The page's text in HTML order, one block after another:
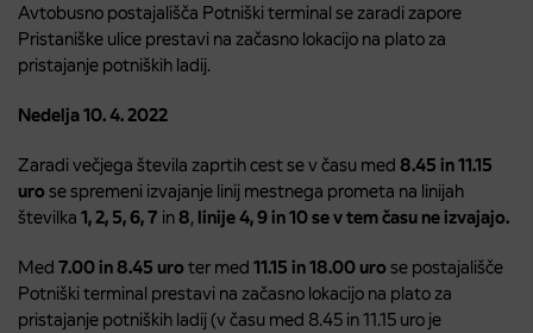
Avtobusno postajališča Potniški terminal se zaradi zapore
Pristaniške ulice prestavi na začasno lokacijo na plato za
pristajanje potniških ladij.
Nedelja 10. 4. 2022
Zaradi večjega števila zaprtih cest se v času med 8.45 in 11.15
uro se spremeni izvajanje linij mestnega prometa na linijah
številka 1, 2, 5, 6, 7 in8, linije 4, 9 in 10 se v tem času ne izvajajo.
Med 7.00 in 8.45 uro ter med 11.15 in 18.00 uro se postajališče
Potniški terminal prestavi na začasno lokacijo na plato za
pristajanje potniških ladij (v času med 8.45 in 11.15 uro je